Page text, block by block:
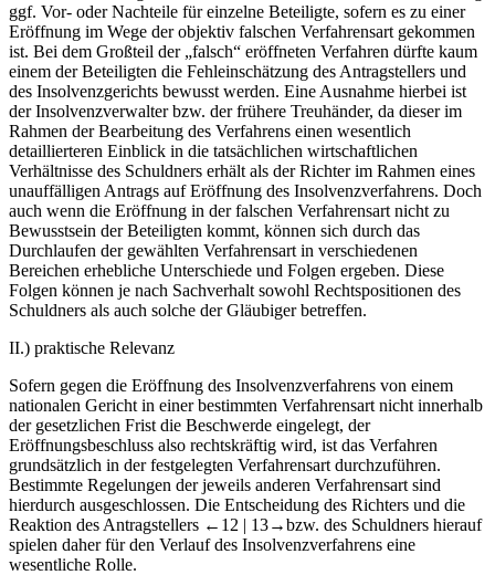
ggf. Vor- oder Nachteile für einzelne Beteiligte, sofern es zu einer
Eröffnung im Wege der objektiv falschen Verfahrensart gekommen
ist. Bei dem Großteil der „falsch“ eröffneten Verfahren dürfte kaum
einem der Beteiligten die Fehleinschätzung des Antragstellers und
des Insolvenzgerichts bewusst werden. Eine Ausnahme hierbei ist
der Insolvenzverwalter bzw. der frühere Treuhänder, da dieser im
Rahmen der Bearbeitung des Verfahrens einen wesentlich
detaillierteren Einblick in die tatsächlichen wirtschaftlichen
Verhältnisse des Schuldners erhält als der Richter im Rahmen eines
unauffälligen Antrags auf Eröffnung des Insolvenzverfahrens. Doch
auch wenn die Eröffnung in der falschen Verfahrensart nicht zu
Bewusstsein der Beteiligten kommt, können sich durch das
Durchlaufen der gewählten Verfahrensart in verschiedenen
Bereichen erhebliche Unterschiede und Folgen ergeben. Diese
Folgen können je nach Sachverhalt sowohl Rechtspositionen des
Schuldners als auch solche der Gläubiger betreffen.
II.) praktische Relevanz
Sofern gegen die Eröffnung des Insolvenzverfahrens von einem
nationalen Gericht in einer bestimmten Verfahrensart nicht innerhalb
der gesetzlichen Frist die Beschwerde eingelegt, der
Eröffnungsbeschluss also rechtskräftig wird, ist das Verfahren
grundsätzlich in der festgelegten Verfahrensart durchzuführen.
Bestimmte Regelungen der jeweils anderen Verfahrensart sind
hierdurch ausgeschlossen. Die Entscheidung des Richters und die
Reaktion des Antragstellers ←12 | 13→bzw. des Schuldners hierauf
spielen daher für den Verlauf des Insolvenzverfahrens eine
wesentliche Rolle.